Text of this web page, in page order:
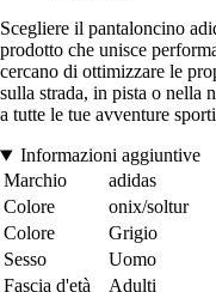
Scegliere il pantaloncino
prodotto che unisce
cercano di ottimizzare le
sulla strada, in pista o nella
a tutte le tue avventure
Informazioni aggiuntive
Marchio
adidas
Colore
onix/soltur
Colore
Grigio
Sesso
Uomo
Fascia d'età
Adulti